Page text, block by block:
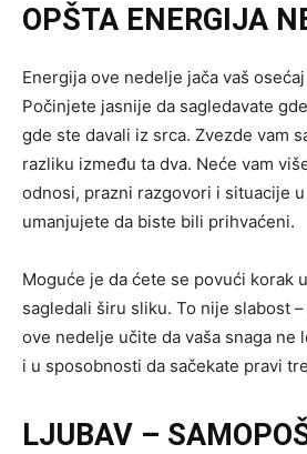
OPŠTA ENERGIJA
Energija ove nedelje jača vaš
Počinjete jasnije da sagledavate
gde ste davali iz srca. Zvezde vam
razliku između ta dva. Neće vam
odnosi, prazni razgovori i situacije
umanjujete da biste bili prihvaćeni.
Moguće je da ćete se povući korak
sagledali širu sliku. To nije slabost
ove nedelje učite da vaša snaga ne
i u sposobnosti da sačekate pravi
LJUBAV –